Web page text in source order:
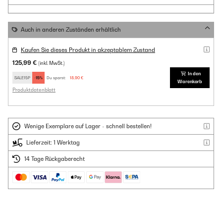
Auch in anderen Zuständen erhältlich
Kaufen Sie dieses Produkt in akzeptablem Zustand
125,99 € (inkl. MwSt.)
SALE15P -15% Du sparst: 18,90 €
Produktdatenblatt
In den
Warenkorb
Wenige Exemplare auf Lager - schnell bestellen!
Lieferzeit: 1 Werktag
14 Tage Rückgaberecht